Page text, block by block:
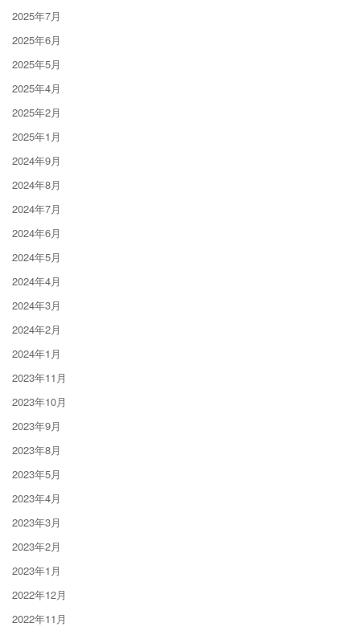
2025年7月
2025年6月
2025年5月
2025年4月
2025年2月
2025年1月
2024年9月
2024年8月
2024年7月
2024年6月
2024年5月
2024年4月
2024年3月
2024年2月
2024年1月
2023年11月
2023年10月
2023年9月
2023年8月
2023年5月
2023年4月
2023年3月
2023年2月
2023年1月
2022年12月
2022年11月